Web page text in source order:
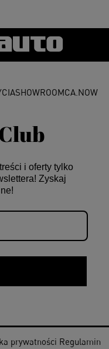
i oferty tylko
Zyskaj
SHOWROOMCA.NOW
prywatności Regulamin